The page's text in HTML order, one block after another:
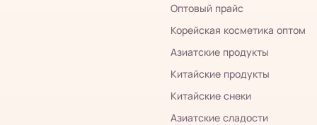
Оптовый прайс
Корейская косметика оптом
Азиатские продукты
Китайские продукты
Китайские снеки
Азиатские сладости